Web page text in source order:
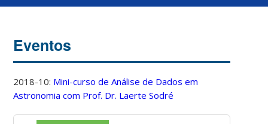
Eventos
2018-10: Mini-curso de Análise de Dados em
Astronomia com Prof. Dr. Laerte Sodré